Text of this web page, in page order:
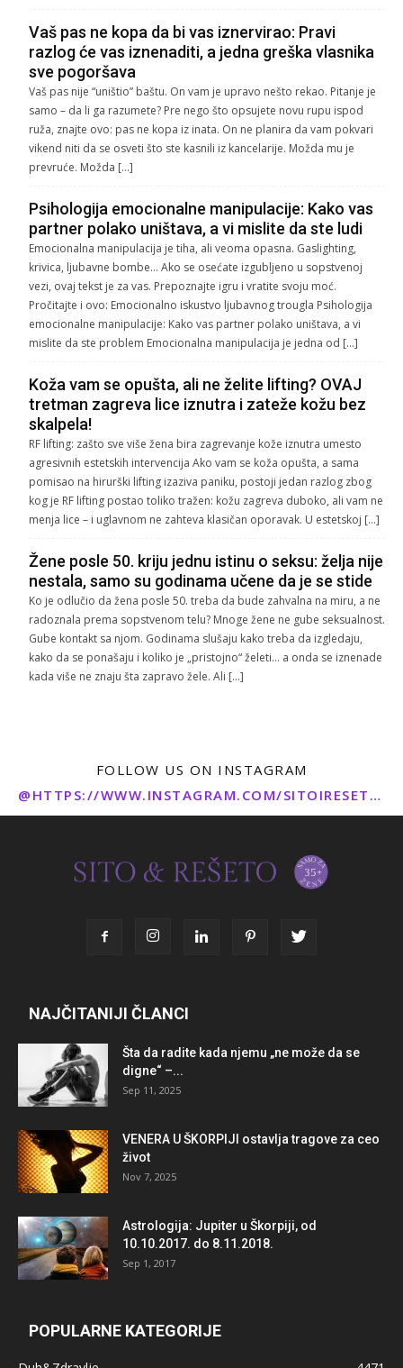
Vaš pas ne kopa da bi vas iznervirao: Pravi
razlog će vas iznenaditi, a jedna greška vlasnika
sve pogoršava
Vaš pas nije “uništio” baštu. On vam je upravo nešto rekao. Pitanje je
samo – da li ga razumete? Pre nego što opsujete novu rupu ispod
ruža, znajte ovo: pas ne kopa iz inata. On ne planira da vam pokvari
vikend niti da se osveti što ste kasnili iz kancelarije. Možda mu je
prevruće. Možda […]
Psihologija emocionalne manipulacije: Kako vas
partner polako uništava, a vi mislite da ste ludi
Emocionalna manipulacija je tiha, ali veoma opasna. Gaslighting,
krivica, ljubavne bombe… Ako se osećate izgubljeno u sopstvenoj
vezi, ovaj tekst je za vas. Prepoznajte igru i vratite svoju moć.
Pročitajte i ovo: Emocionalno iskustvo ljubavnog trougla Psihologija
emocionalne manipulacije: Kako vas partner polako uništava, a vi
mislite da ste problem Emocionalna manipulacija je jedna od […]
Koža vam se opušta, ali ne želite lifting? OVAJ
tretman zagreva lice iznutra i zateže kožu bez
skalpela!
RF lifting: zašto sve više žena bira zagrevanje kože iznutra umesto
agresivnih estetskih intervencija Ako vam se koža opušta, a sama
pomisao na hirurški lifting izaziva paniku, postoji jedan razlog zbog
kog je RF lifting postao toliko tražen: kožu zagreva duboko, ali vam ne
menja lice – i uglavnom ne zahteva klasičan oporavak. U estetskoj […]
Žene posle 50. kriju jednu istinu o seksu: želja nije
nestala, samo su godinama učene da je se stide
Ko je odlučio da žena posle 50. treba da bude zahvalna na miru, a ne
radoznala prema sopstvenom telu? Mnoge žene ne gube seksualnost.
Gube kontakt sa njom. Godinama slušaju kako treba da izgledaju,
kako da se ponašaju i koliko je „pristojno“ želeti… a onda se iznenade
kada više ne znaju šta zapravo žele. Ali […]
FOLLOW US ON INSTAGRAM
@HTTPS://WWW.INSTAGRAM.COM/SITOIRESETO/
NAJČITANIJI ČLANCI
Šta da radite kada njemu „ne može da se
digne“ –...
Sep 11, 2025
VENERA U ŠKORPIJI ostavlja tragove za ceo
život
Nov 7, 2025
Astrologija: Jupiter u Škorpiji, od
10.10.2017. do 8.11.2018.
Sep 1, 2017
POPULARNE KATEGORIJE